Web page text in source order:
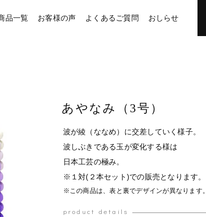
品一覧 お客様の声 よくあるご質問 おしらせ
あやなみ（3号）
波が綾（ななめ）に交差していく様子。
波しぶきである玉が変化する様は
日本工芸の極み。
※１対(２本セット)での販売となります。
※この商品は、表と裏でデザインが異なります。
product details